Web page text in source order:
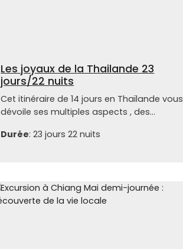
Les joyaux de la Thailande 23
jours/22 nuits
Cet itinéraire de 14 jours en Thaïlande vous
dévoile ses multiples aspects , des...
Durée: 23 jours 22 nuits